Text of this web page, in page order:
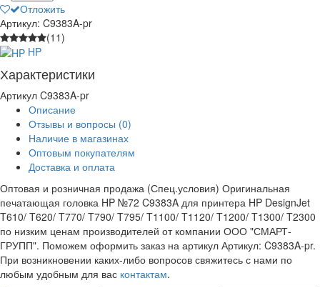
Отложить
Артикул: C9383A-pr
(11)
HP
Характеристики
Артикул C9383A-pr
Описание
Отзывы и вопросы (0)
Наличие в магазинах
Оптовым покупателям
Доставка и оплата
Оптовая и розничная продажа (Спец.условия) Оригинальная
печатающая головка HP №72 C9383A для принтера HP DesignJet
T610/ T620/ T770/ T790/ T795/ T1100/ T1120/ T1200/ T1300/ T2300
по низким ценам производителей от компании ООО "СМАРТ-
ГРУПП". Поможем оформить заказ на артикул Артикул: C9383A-pr.
При возникновении каких-либо вопросов свяжитесь с нами по
любым удобным для вас контактам.